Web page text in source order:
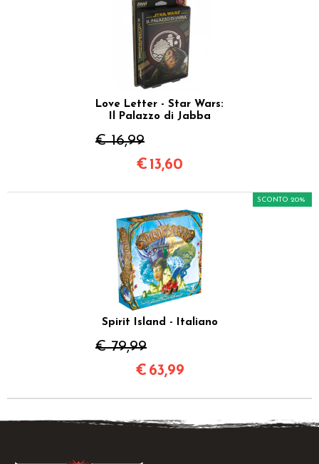
Love Letter - Star Wars:
Il Palazzo di Jabba
€ 16,99
€ 13,60
Spirit Island - Italiano
€ 79,99
SCONTO 20%
€ 63,99